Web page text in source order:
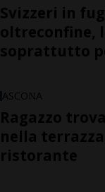
Svizzeri in
oltreconfine,
soprattutto
ASCONA
Ragazzo
nella
ristorante